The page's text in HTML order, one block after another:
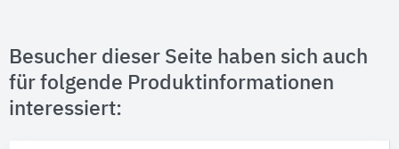
Besucher dieser Seite haben sich auch
für folgende Produktinformationen
interessiert: